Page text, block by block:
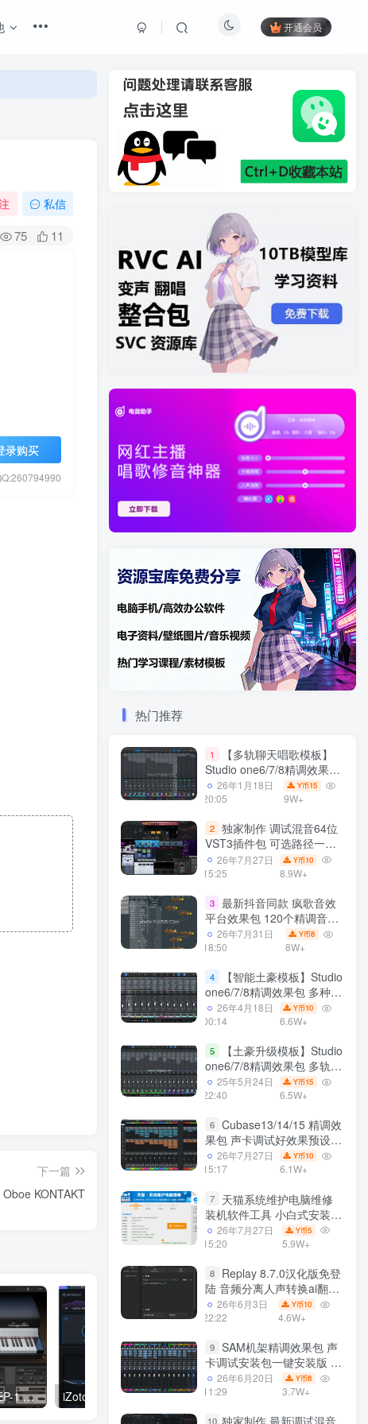
开通会员
私信
75 11
录购买
下一篇
KONTAKT
模拟电钢琴插件 KORG EP-1 1.1.3 WiN iZotope Dialogue Match v1.0.2b MacOS 均衡器 Kriminal EQ 31
热门推荐
1
【多轨聊天唱歌模板】
Studio one6/7/8精调效果包
多种效果模式 声卡调试好直
播预设模板
26年1月18日
20:05
Y币15
9W+
2 独家制作 调试混音64位
VST3插件包 可选路径一键
安装600个效果器合集v2.0
WiN 支持定制
26年7月27日
15:25
Y币10
8.9W+
3 最新抖音同款 疯歌音效
平台效果包 120个精调音效
包+软件自带170个音效
+600个插件 带安装教程全
26年7月31日
18:50
Y币8
8W+
4
【智能土豪模板】Studio
one6/7/8精调效果包 多种效
果模式可选 声卡调试好预设
模板 带插件全套文件
26年4月18日
00:14
Y币10
6.6W+
5
【土豪升级模板】Studio
one6/7/8精调效果包 多轨道
效果模式可选 声卡调试好预
设模板 带插件全套文件
25年5月24日
22:40
Y币15
6.5W+
6 Cubase13/14/15 精调效
果包 声卡调试好效果预设工
程模板 带插件全套文件
26年7月27日
15:17
Y币10
6.1W+
7
天猫系统维护电脑维修
装机软件工具 小白式安装
完全一键安装系统 电脑系统
装机软件 一键重装系统
26年7月27日
15:20
Y币5
5.9W+
8
Replay 8.7.0汉化版免登
陆 音频分离人声转换ai翻唱
支持50系显卡 一键安装
WiN
26年6月3日
22:22
Y币10
4.6W+
9 SAM机架精调效果包 声
卡调试安装包一键安装版 带
插件包预设效果文件
26年6月20日
11:29
Y币8
3.7W+
10